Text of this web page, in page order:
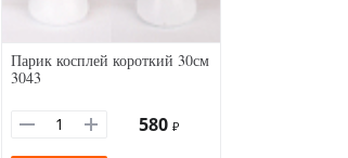
Парик косплей короткий 30см
3043
580 ₽